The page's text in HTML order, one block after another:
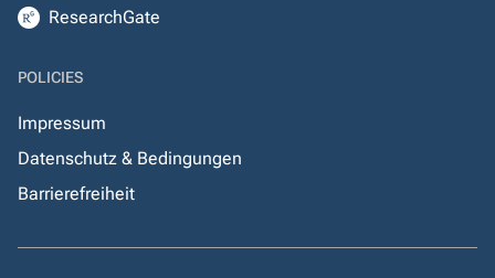
ResearchGate
POLICIES
Impressum
Datenschutz & Bedingungen
Barrierefreiheit